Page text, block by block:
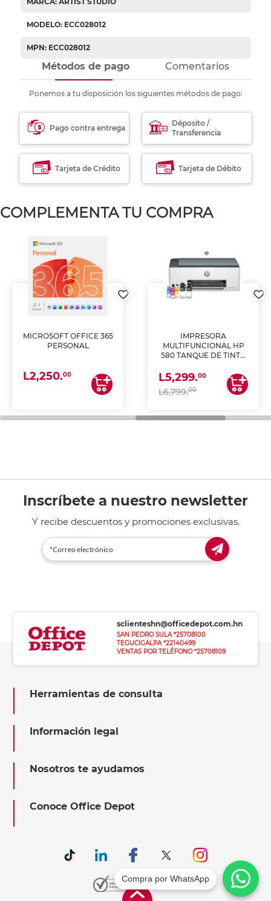
MODELO: ECC028012
MPN: ECC028012
Métodos de pago Comentarios
Ponemos a tu disposición los siguientes métodos de pago:
Pago contra entrega
Déposito /
Transferencia
Tarjeta de Crédito Tarjeta de Débito
COMPLEMENTA TU COMPRA
MICROSOFT OFFICE 365
PERSONAL
L2,250.00
IMPRESORA
MULTIFUNCIONAL HP
580 TANQUE DE TINTA
ESCANEA)
L5,299.00
L6,799.00
Inscríbete a nuestro newsletter
Y recibe descuentos y promociones exclusivas.
sclienteshn@officedepot.com.hn
SAN PEDRO SULA *25708100
TEGUCIGALPA *22140499
VENTAS POR TELÉFONO *25708109
Herramientas de consulta
Información legal
Nosotros te ayudamos
Conoce Office Depot
Compra por WhatsApp